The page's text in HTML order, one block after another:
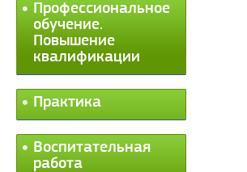
Профессиональное
обучение.
Повышение
квалификации
Практика
Воспитательная
работа